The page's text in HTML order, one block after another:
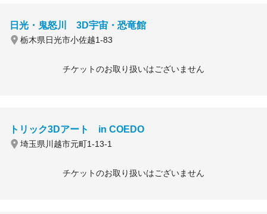
日光・鬼怒川 3D宇宙・恐竜館
栃木県日光市小佐越1-83
チケットのお取り扱いはございません
トリック3Dアート in COEDO
埼玉県川越市元町1-13-1
チケットのお取り扱いはございません